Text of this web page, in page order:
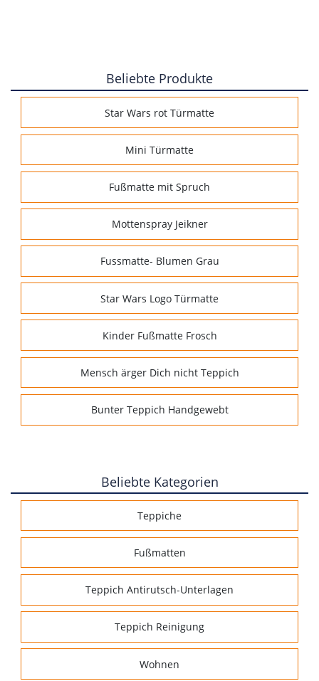
Beliebte Produkte
Star Wars rot Türmatte
Mini Türmatte
Fußmatte mit Spruch
Mottenspray Jeikner
Fussmatte- Blumen Grau
Star Wars Logo Türmatte
Kinder Fußmatte Frosch
Mensch ärger Dich nicht Teppich
Bunter Teppich Handgewebt
Beliebte Kategorien
Teppiche
Fußmatten
Teppich Antirutsch-Unterlagen
Teppich Reinigung
Wohnen